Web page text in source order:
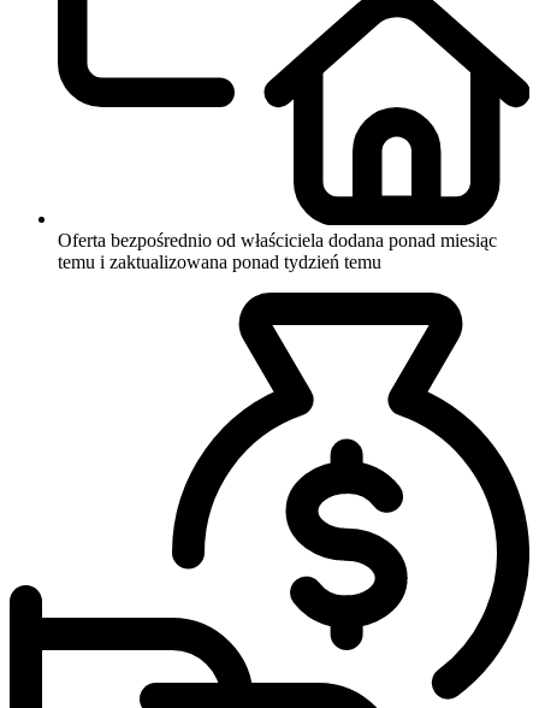
Oferta bezpośrednio od właściciela dodana ponad miesiąc
temu i zaktualizowana ponad tydzień temu